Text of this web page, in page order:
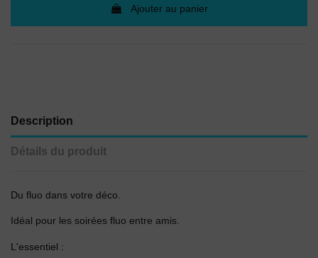
Ajouter au panier
Description
Détails du produit
Du fluo dans votre déco.
Idéal pour les soirées fluo entre amis.
L'essentiel :